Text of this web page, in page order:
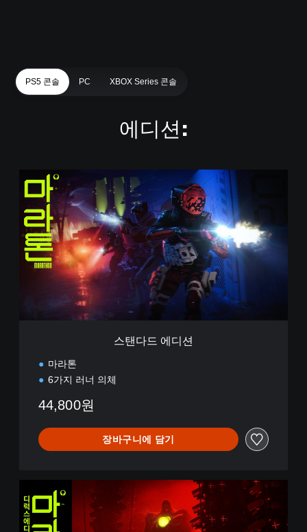
PS5 콘솔 PC XBOX Series 콘솔
에디션:
드
에
디
션
스탠다드 에디션
마라톤
6가지 러너 의체
44,800원
장바구니에 담기
럭
스
에